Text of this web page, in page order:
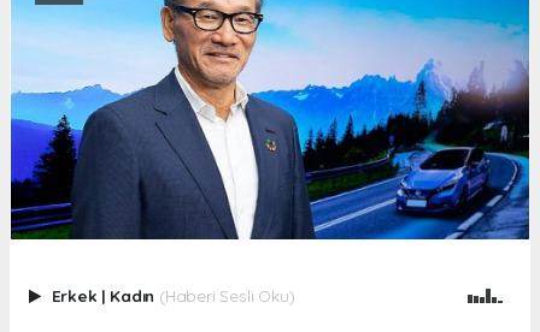
Erkek | Kadın (Haberi Sesli Oku)